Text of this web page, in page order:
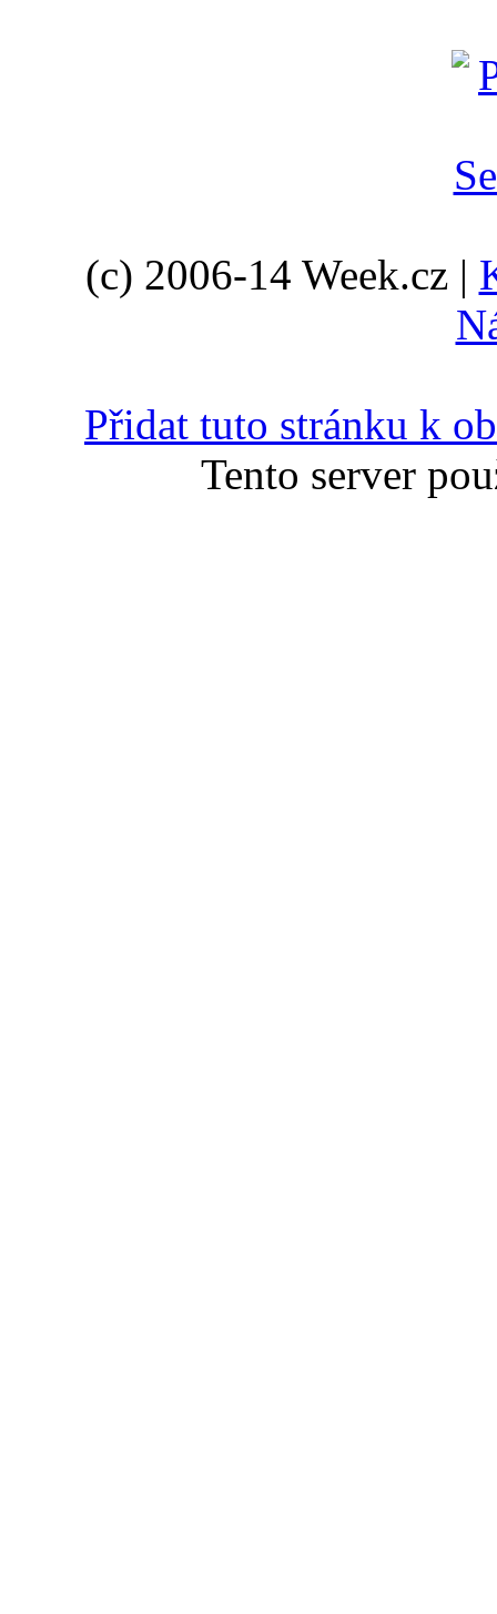
(c) 2006-14 Week.cz |
Přidat tuto stránku k
Tento server